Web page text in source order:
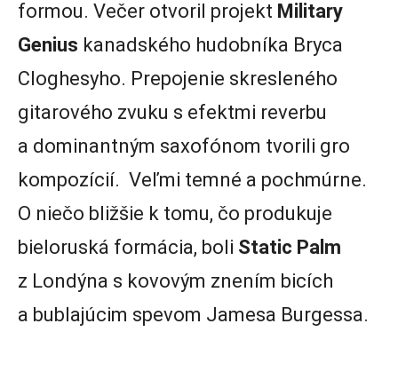
formou. Večer otvoril projekt Military
Genius kanadského hudobníka Bryca
Cloghesyho. Prepojenie skresleného
gitarového zvuku s efektmi reverbu
a dominantným saxofónom tvorili gro
kompozícií. Veľmi temné a pochmúrne.
O niečo bližšie k tomu, čo produkuje
bieloruská formácia, boli Static Palm
z Londýna s kovovým znením bicích
a bublajúcim spevom Jamesa Burgessa.